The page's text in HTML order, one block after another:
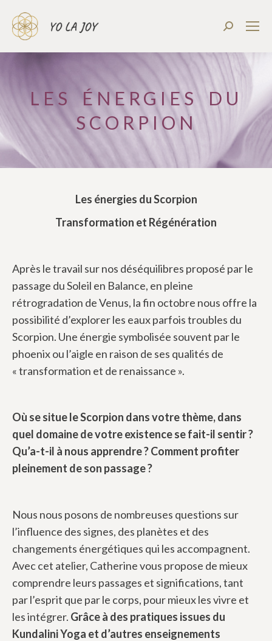
LES ÉNERGIES DU
SCORPION
Les énergies du Scorpion
Transformation et Régénération
Après le travail sur nos déséquilibres proposé par le
passage du Soleil en Balance, en pleine
rétrogradation de Venus, la fin octobre nous offre la
possibilité d’explorer les eaux parfois troubles du
Scorpion. Une énergie symbolisée souvent par le
phoenix ou l’aigle en raison de ses qualités de
« transformation et de renaissance ».
Où se situe le Scorpion dans votre thème, dans
quel domaine de votre existence se fait-il sentir ?
Qu’a-t-il à nous apprendre ? Comment profiter
pleinement de son passage ?
Nous nous posons de nombreuses questions sur
l’influence des signes, des planètes et des
changements énergétiques qui les accompagnent.
Avec cet atelier, Catherine vous propose de mieux
comprendre leurs passages et significations, tant
par l’esprit que par le corps, pour mieux les vivre et
les intégrer. Grâce à des pratiques issues du
Kundalini Yoga et d’autres enseignements